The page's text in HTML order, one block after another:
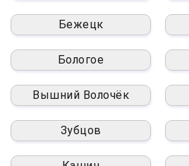
Бежецк
Бологое
Вышний Волочёк
Зубцов